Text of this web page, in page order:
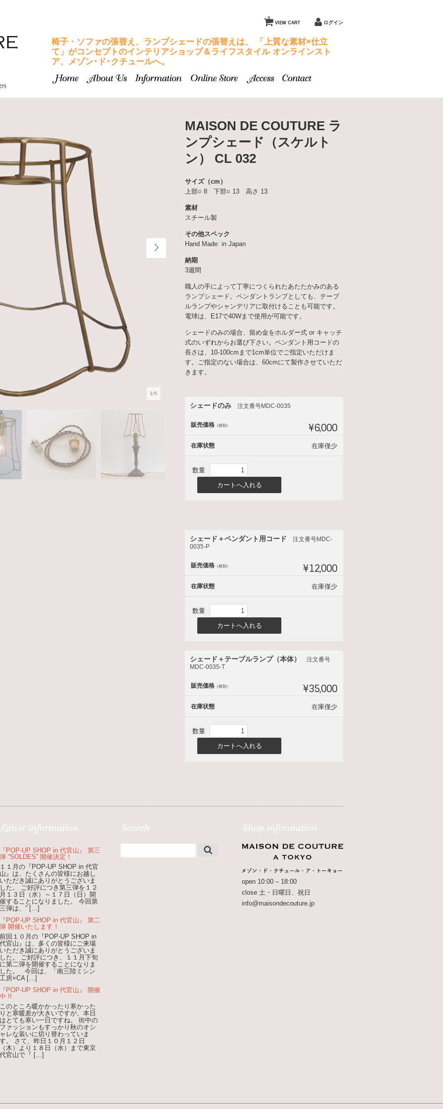
VIEW CART
0
ログイン
椅子・ソファの張替え、ランプシェードの張替えは、 「上質な素材×仕立
て」がコンセプトのインテリアショップ＆ライフスタイル オンラインスト
ア、メゾン･ド･クチュールへ。
1/5
MAISON DE COUTURE ラ
ンプシェード（スケルト
ン） CL 032
サイズ（cm）
上部○ 8 下部○ 13 高さ 13
素材
スチール製
その他スペック
Hand Made: in Japan
納期
3週間
職人の手によって丁寧につくられたあたたかみのある
ランプシェード。ペンダントランプとしても、テーブ
ルランプやシャンデリアに取付けることも可能です。
電球は、E17で40Wまで使用が可能です。
シェードのみの場合、留め金をホルダー式 or キャッチ
式のいずれからお選び下さい。ペンダント用コードの
長さは、10-100cmまで1cm単位でご指定いただけま
す。ご指定のない場合は、60cmにて製作させていただ
きます。
シェードのみ 注文番号MDC-0035
販売価格 （税別） ¥6,000
在庫状態 在庫僅少
数量
シェード＋ペンダント用コード
注文番号MDC-
0035-P
販売価格 （税別） ¥12,000
在庫状態 在庫僅少
数量
シェード＋テーブルランプ（本体）
注文番号
MDC-0035-T
販売価格 （税別） ¥35,000
在庫状態 在庫僅少
数量
『POP-UP SHOP in 代官山』 第三
弾 “SOLDES” 開催決定！
１１月の『POP-UP SHOP in 代官
山』は、たくさんの皆様にお越し
いただき誠にありがとうございま
した。 ご好評につき第三弾を１２
月１３日（水）～１７日（日）開
催することになりました。 今回第
三弾は、” […]
『POP-UP SHOP in 代官山』 第二
弾 開催いたします！
前回１０月の『POP-UP SHOP in
代官山』は、多くの皆様にご来場
いただき誠にありがとうございま
した。 ご好評につき、１１月下旬
に第二弾を開催することになりま
した。 今回は、「南三陸ミシン
工房×CA […]
『POP-UP SHOP in 代官山』 開催
中 !!
このところ暖かかったり寒かった
りと寒暖差が大きいですが、本日
はとても寒い一日ですね。 街中の
ファッションもすっかり秋のオシ
ャレな装いに切り替わっていま
す。 さて、昨日１０月１２日
（木）より１８日（水）まで東京
代官山で『 […]
open 10:00 – 18:00
close 土・日曜日、祝日
info@maisondecouture.jp